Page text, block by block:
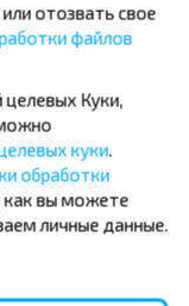
- Минск
отозвать свое
файлов
целевых Куки,
куки.
обработки
как вы можете
личные данные.